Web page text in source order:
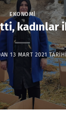
EKONOMI
kadınlar
13 MART 2021